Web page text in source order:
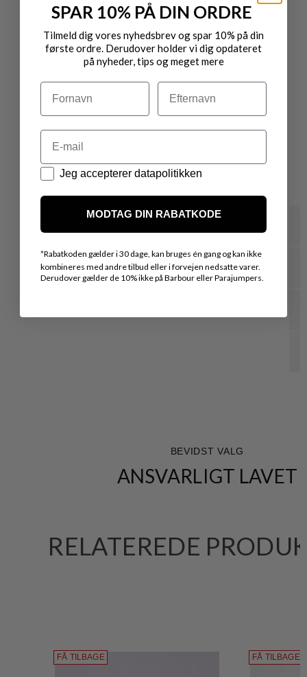
BEVIDST VALG
ANSVARLIGT LAVET
RELATEREDE
FÅ TILBAGE FÅ TILBAGE
SPAR 10% PÅ DIN ORDRE
Tilmeld dig vores nyhedsbrev og spar 10% på din
første ordre. Derudover holder vi dig opdateret
på nyheder, tips og meget mere
Navn Efternavn
Email
Datapolitik
Jeg accepterer datapolitikken
MODTAG DIN RABATKODE
*Rabatkoden gælder i 30 dage, kan bruges én gang og kan ikke
kombineres med andre tilbud eller i forvejen nedsatte varer.
Derudover gælder de 10% ikke på Barbour eller Parajumpers.